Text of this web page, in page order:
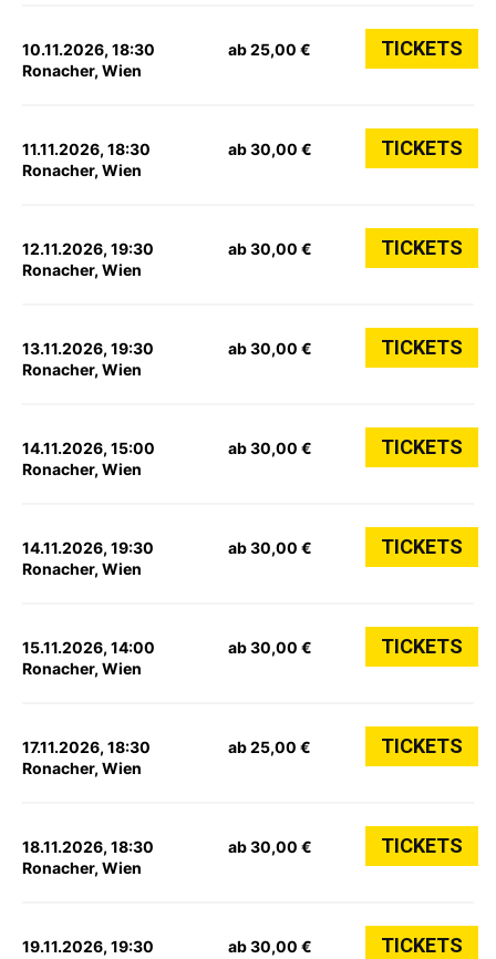
10.11.2026, 18:30
Ronacher, Wien
ab 25,00 € TICKETS
11.11.2026, 18:30
Ronacher, Wien
ab 30,00 € TICKETS
12.11.2026, 19:30
Ronacher, Wien
ab 30,00 € TICKETS
13.11.2026, 19:30
Ronacher, Wien
ab 30,00 € TICKETS
14.11.2026, 15:00
Ronacher, Wien
ab 30,00 € TICKETS
14.11.2026, 19:30
Ronacher, Wien
ab 30,00 € TICKETS
15.11.2026, 14:00
Ronacher, Wien
ab 30,00 € TICKETS
17.11.2026, 18:30
Ronacher, Wien
ab 25,00 € TICKETS
18.11.2026, 18:30
Ronacher, Wien
ab 30,00 € TICKETS
19.11.2026, 19:30
ab 30,00 € TICKETS